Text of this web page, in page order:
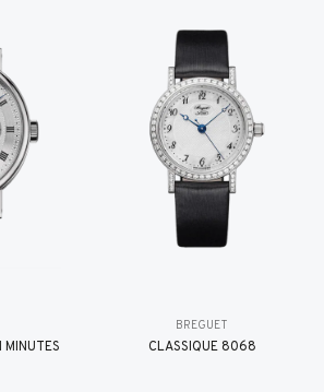
MINUTES
BREGUET
CLASSIQUE 8068